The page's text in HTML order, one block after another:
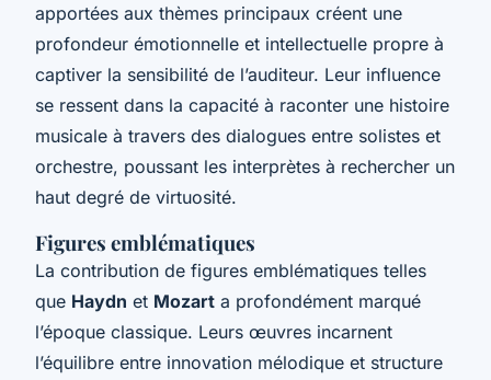
apportées aux thèmes principaux créent une
profondeur émotionnelle et intellectuelle propre à
captiver la sensibilité de l’auditeur. Leur influence
se ressent dans la capacité à raconter une histoire
musicale à travers des dialogues entre solistes et
orchestre, poussant les interprètes à rechercher un
haut degré de virtuosité.
Figures emblématiques
La contribution de figures emblématiques telles
que Haydn et Mozart a profondément marqué
l’époque classique. Leurs œuvres incarnent
l’équilibre entre innovation mélodique et structure